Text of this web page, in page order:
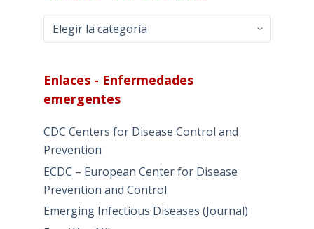
Entradas
–
categorías
Enlaces - Enfermedades
emergentes
CDC Centers for Disease Control and
Prevention
ECDC – European Center for Disease
Prevention and Control
Emerging Infectious Diseases (Journal)